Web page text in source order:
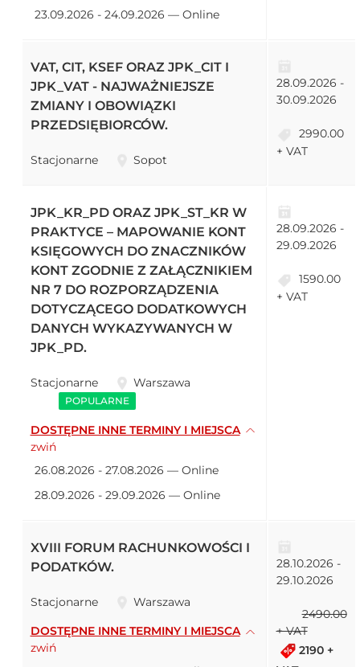
23.09.2026 - 24.09.2026 — Online
VAT, CIT, KSEF ORAZ JPK_CIT I
JPK_VAT - NAJWAŻNIEJSZE
ZMIANY I OBOWIĄZKI
PRZEDSIĘBIORCÓW.
Stacjonarne Sopot
28.09.2026 -
30.09.2026
2990.00
+ VAT
JPK_KR_PD ORAZ JPK_ST_KR W
PRAKTYCE – MAPOWANIE KONT
KSIĘGOWYCH DO ZNACZNIKÓW
KONT ZGODNIE Z ZAŁĄCZNIKIEM
NR 7 DO ROZPORZĄDZENIA
DOTYCZĄCEGO DODATKOWYCH
DANYCH WYKAZYWANYCH W
JPK_PD.
Stacjonarne Warszawa
POPULARNE
DOSTĘPNE INNE TERMINY I MIEJSCA
zwiń
26.08.2026 - 27.08.2026 — Online
28.09.2026 - 29.09.2026 — Online
28.09.2026 -
29.09.2026
1590.00
+ VAT
XVIII FORUM RACHUNKOWOŚCI I
PODATKÓW.
Stacjonarne Warszawa
DOSTĘPNE INNE TERMINY I MIEJSCA
zwiń
28.10.2026 -
29.10.2026
2490.00
+ VAT
2190 +